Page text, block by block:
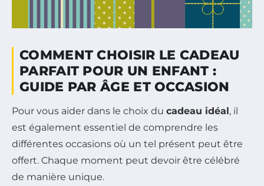
COMMENT CHOISIR LE CADEAU
PARFAIT POUR UN ENFANT :
GUIDE PAR ÂGE ET OCCASION
Pour vous aider dans le choix du cadeau idéal , il
est également essentiel de comprendre les
différentes occasions où un tel présent peut être
offert. Chaque moment peut devoir être célébré
de manière unique.